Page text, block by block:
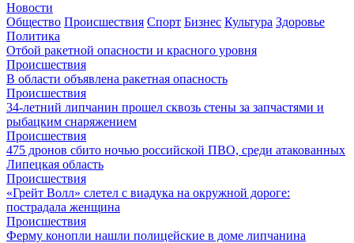
Новости
Общество Происшествия Спорт Бизнес Культура Здоровье
Политика
Отбой ракетной опасности и красного уровня
Происшествия
В области объявлена ракетная опасность
Происшествия
34-летний липчанин прошел сквозь стены за запчастями и
рыбацким снаряжением
Происшествия
475 дронов сбито ночью российской ПВО, среди атакованных
Липецкая область
Происшествия
«Грейт Волл» слетел с виадука на окружной дороге:
пострадала женщина
Происшествия
Ферму конопли нашли полицейские в доме липчанина